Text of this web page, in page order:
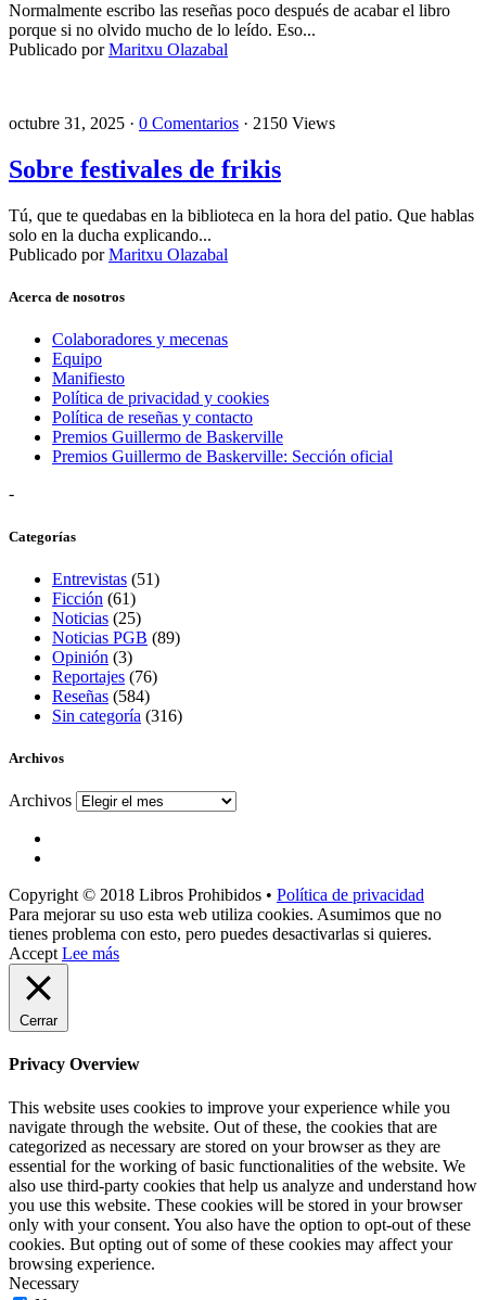
Normalmente escribo las reseñas poco después de acabar el libro
porque si no olvido mucho de lo leído. Eso...
Publicado porMaritxu Olazabal
octubre 31, 2025 · 0 Comentarios · 2150 Views
Sobre festivales de frikis
Tú, que te quedabas en la biblioteca en la hora del patio. Que hablas
solo en la ducha explicando...
Publicado porMaritxu Olazabal
Acerca de nosotros
Colaboradores y mecenas
Equipo
Manifiesto
Política de privacidad y cookies
Política de reseñas y contacto
Premios Guillermo de Baskerville
Premios Guillermo de Baskerville: Sección oficial
-
Categorías
Entrevistas (51)
Ficción (61)
Noticias (25)
Noticias PGB (89)
Opinión (3)
Reportajes (76)
Reseñas (584)
Sin categoría (316)
Archivos
Archivos
Copyright © 2018 Libros Prohibidos • Política de privacidad
Para mejorar su uso esta web utiliza cookies. Asumimos que no
tienes problema con esto, pero puedes desactivarlas si quieres.
Accept Lee más
Cerrar
Privacy Overview
This website uses cookies to improve your experience while you
navigate through the website. Out of these, the cookies that are
categorized as necessary are stored on your browser as they are
essential for the working of basic functionalities of the website. We
also use third-party cookies that help us analyze and understand how
you use this website. These cookies will be stored in your browser
only with your consent. You also have the option to opt-out of these
cookies. But opting out of some of these cookies may affect your
browsing experience.
Necessary